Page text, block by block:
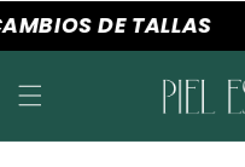
contenido
DE TALLAS